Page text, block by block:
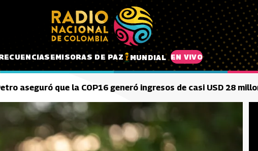
EMISORAS DE PAZ MUNDIAL EN VIVO
aseguró que la COP16 generó ingresos de casi USD 28